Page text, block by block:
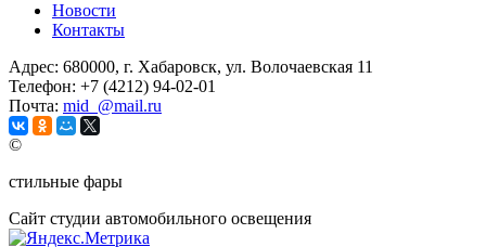
Новости
Контакты
Адрес: 680000, г. Хабаровск, ул. Волочаевская 11
Телефон: +7 (4212) 94-02-01
Почта: mid_@mail.ru
©
стильные фары
Сайт студии автомобильного освещения